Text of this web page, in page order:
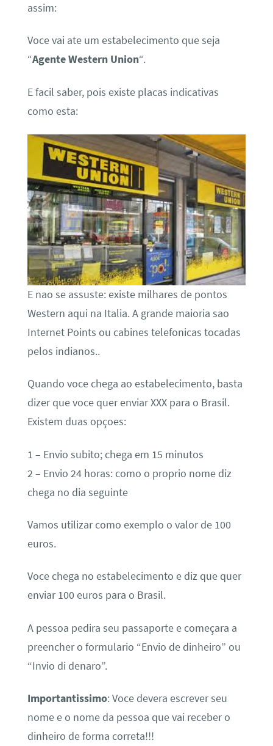
assim:
Voce vai ate um estabelecimento que seja
“Agente Western Union“.
E facil saber, pois existe placas indicativas
como esta:
E nao se assuste: existe milhares de pontos
Western aqui na Italia. A grande maioria sao
Internet Points ou cabines telefonicas tocadas
pelos indianos..
Quando voce chega ao estabelecimento, basta
dizer que voce quer enviar XXX para o Brasil.
Existem duas opçoes:
1 – Envio subito; chega em 15 minutos
2 – Envio 24 horas: como o proprio nome diz
chega no dia seguinte
Vamos utilizar como exemplo o valor de 100
euros.
Voce chega no estabelecimento e diz que quer
enviar 100 euros para o Brasil.
A pessoa pedira seu passaporte e começara a
preencher o formulario “Envio de dinheiro” ou
“Invio di denaro”.
Importantissimo: Voce devera escrever seu
nome e o nome da pessoa que vai receber o
dinheiro de forma correta!!!